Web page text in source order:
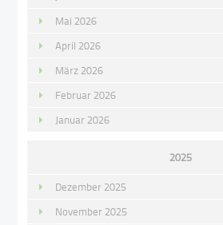
Mai 2026
April 2026
März 2026
Februar 2026
Januar 2026
2025
Dezember 2025
November 2025